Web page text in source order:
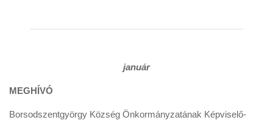
január
MEGHÍVÓ
Borsodszentgyörgy Község Önkormányzatának Képviselő-